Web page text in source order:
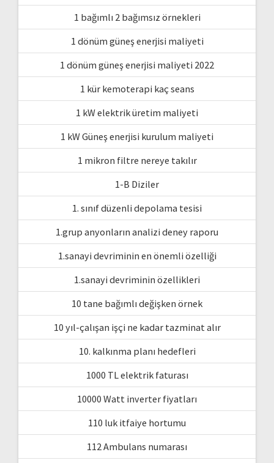
1 bağımlı 2 bağımsız örnekleri
1 dönüm güneş enerjisi maliyeti
1 dönüm güneş enerjisi maliyeti 2022
1 kür kemoterapi kaç seans
1 kW elektrik üretim maliyeti
1 kW Güneş enerjisi kurulum maliyeti
1 mikron filtre nereye takılır
1-B Diziler
1. sınıf düzenli depolama tesisi
1.grup anyonların analizi deney raporu
1.sanayi devriminin en önemli özelliği
1.sanayi devriminin özellikleri
10 tane bağımlı değişken örnek
10 yıl-çalışan işçi ne kadar tazminat alır
10. kalkınma planı hedefleri
1000 TL elektrik faturası
10000 Watt inverter fiyatları
110 luk itfaiye hortumu
112 Ambulans numarası